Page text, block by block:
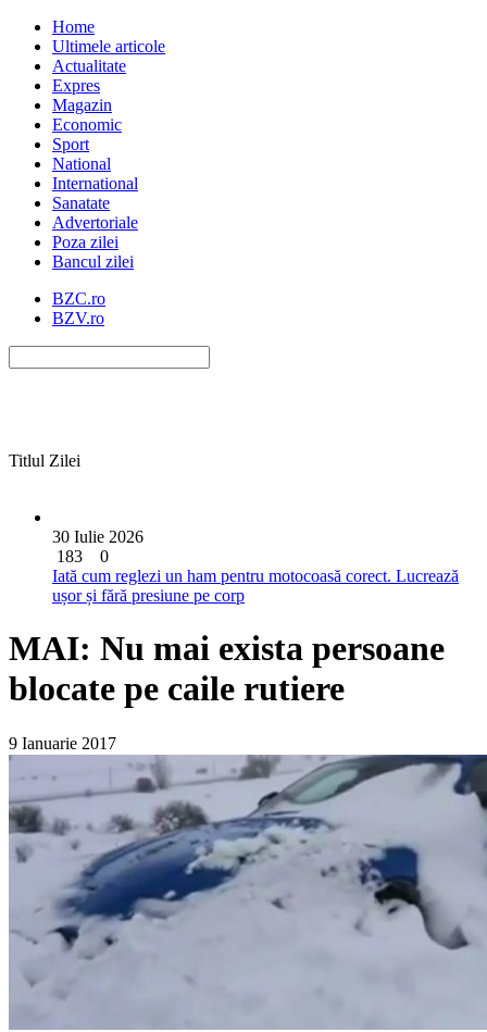
Home
Ultimele articole
Actualitate
Expres
Magazin
Economic
Sport
National
International
Sanatate
Advertoriale
Poza zilei
Bancul zilei
BZC.ro
BZV.ro
Titlul Zilei
30 Iulie 2026
183
0
Iată cum reglezi un ham pentru motocoasă corect. Lucrează
ușor și fără presiune pe corp
MAI: Nu mai exista persoane
blocate pe caile rutiere
9 Ianuarie 2017